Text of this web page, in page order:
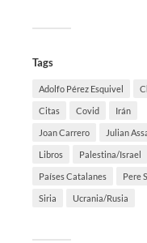
Tags
Adolfo Pérez Esquivel
Citas Covid Irán
Joan Carrero Julian
Libros Palestina/Israel
Países Catalanes Pere
Siria Ucrania/Rusia